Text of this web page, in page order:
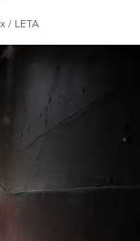
/ LETA